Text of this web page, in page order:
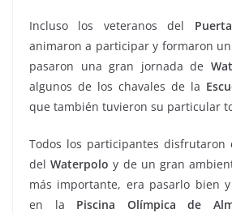
Incluso los veteranos del
animaron a participar y formaron
pasaron una gran jornada de
algunos de los chavales de la
que también tuvieron su particular
Todos los participantes disfrutaron
delWaterpolo y de un gran
más importante, era pasarlo bien
en la Piscina Olímpica de